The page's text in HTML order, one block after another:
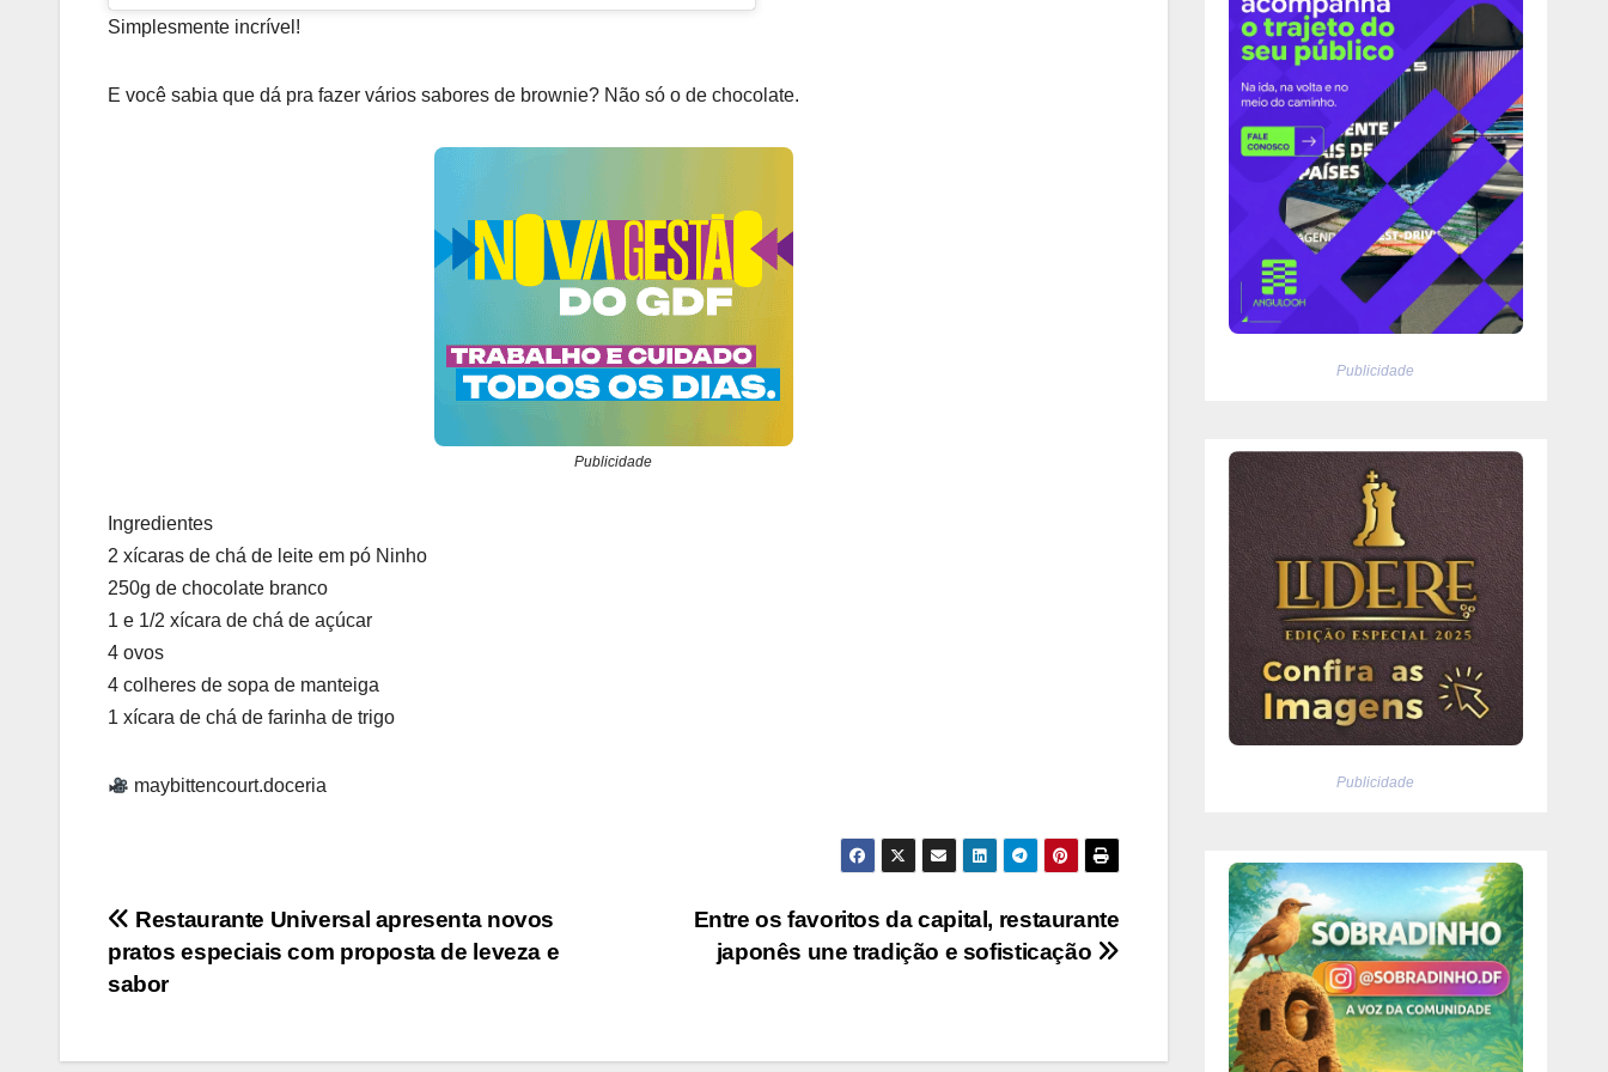
Simplesmente incrível!
E você sabia que dá pra fazer vários sabores de brownie? Não só o de chocolate.
Publicidade
Ingredientes
2 xícaras de chá de leite em pó Ninho
250g de chocolate branco
1 e 1/2 xícara de chá de açúcar
4 ovos
4 colheres de sopa de manteiga
1 xícara de chá de farinha de trigo
maybittencourt.doceria
Navegação
de
Entre os favoritos da capital, restaurante
japonês une tradição e sofisticação
Restaurante Universal apresenta novos
pratos especiais com proposta de leveza e
sabor
Publicidade
Publicidade